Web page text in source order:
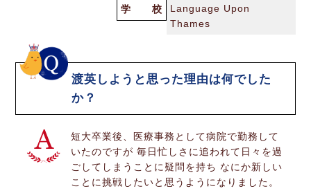
学 校
Language Upon
Thames
渡英しようと思った理由は何でした
か？
短大卒業後、医療事務として病院で勤務して
いたのですが 毎日忙しさに追われて日々を過
ごしてしまうことに疑問を持ち なにか新しい
ことに挑戦したいと思うようになりました。